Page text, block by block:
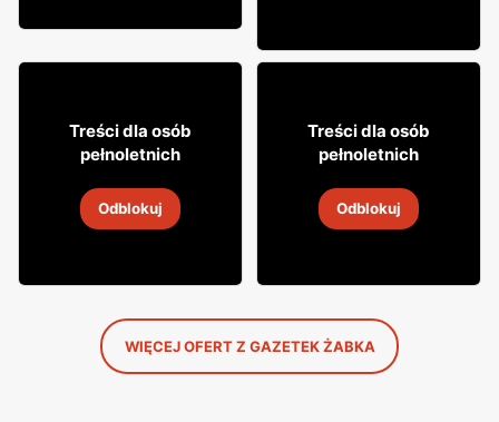
7 99
18 sie 2026
Treści dla osób
pełnoletnich
Odblokuj
1699
18 sie 2026
Treści dla osób
pełnoletnich
Odblokuj
WIĘCEJ OFERT Z GAZETEK ŻABKA